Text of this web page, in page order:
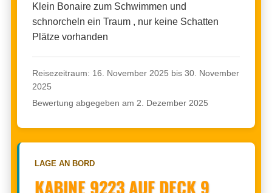
Klein Bonaire zum Schwimmen und
schnorcheln ein Traum , nur keine Schatten
Plätze vorhanden
Reisezeitraum: 16. November 2025 bis 30. November
2025
Bewertung abgegeben am 2. Dezember 2025
LAGE AN BORD
KABINE 9223 AUF DECK 9